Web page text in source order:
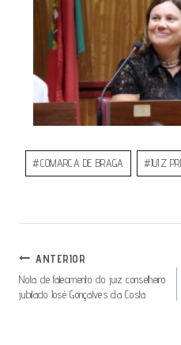
#COMARCA DE BRAGA #JUIZ
ANTERIOR
Nota de falecimento do juiz conselheiro
jubilado José Gonçalves da Costa